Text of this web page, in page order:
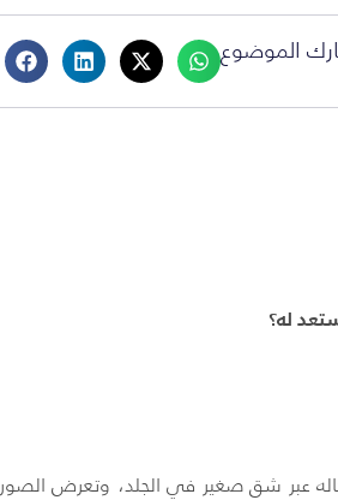
الموضوع
له؟
عبر شق صغير في الجلد، وتعرض الصور